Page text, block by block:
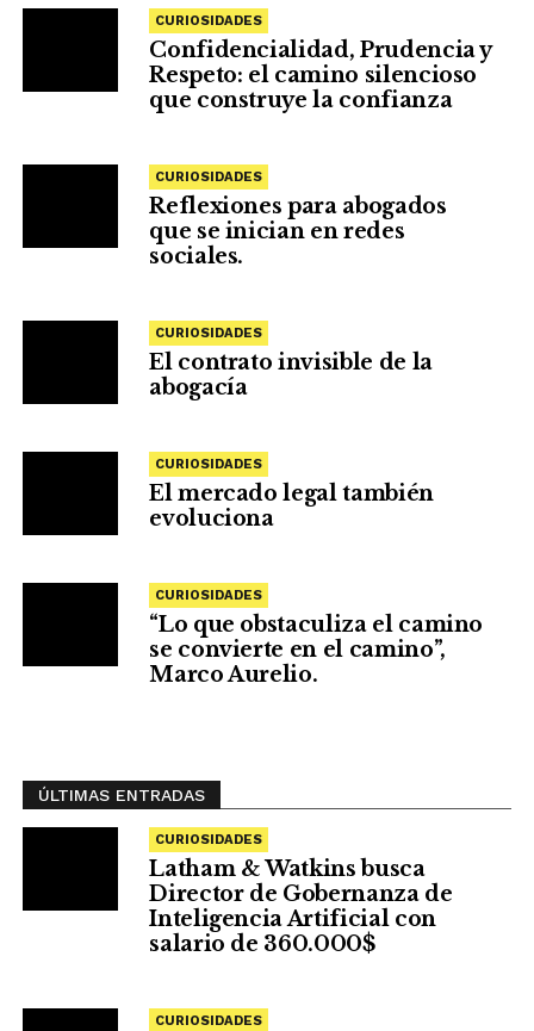
CURIOSIDADES
Confidencialidad, Prudencia y
Respeto: el camino silencioso
que construye la confianza
CURIOSIDADES
Reflexiones para abogados
que se inician en redes
sociales.
CURIOSIDADES
El contrato invisible de la
abogacía
CURIOSIDADES
El mercado legal también
evoluciona
CURIOSIDADES
“Lo que obstaculiza el camino
se convierte en el camino”,
Marco Aurelio.
ÚLTIMAS ENTRADAS
CURIOSIDADES
Latham & Watkins busca
Director de Gobernanza de
Inteligencia Artificial con
salario de 360.000$
CURIOSIDADES